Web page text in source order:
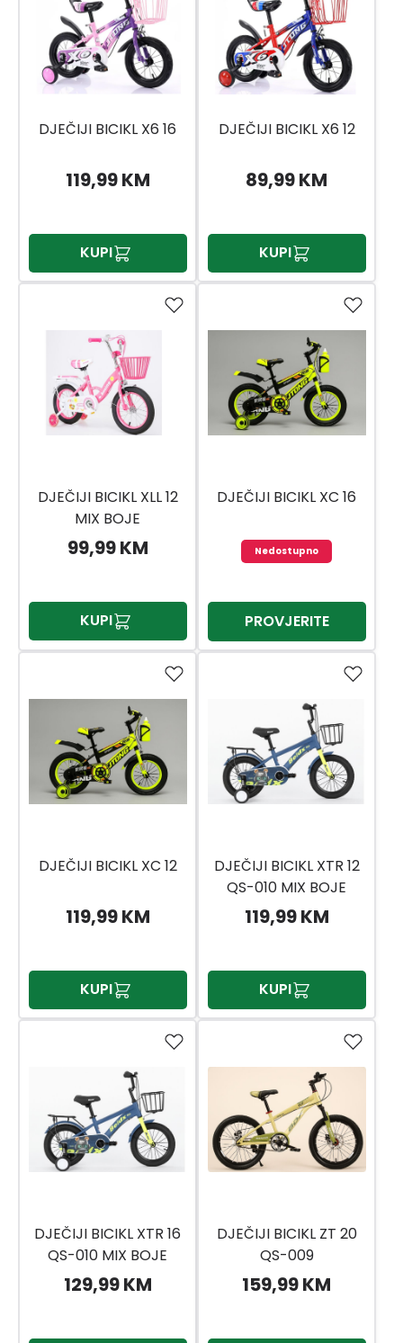
DJEČIJI BICIKL X6 16
119,99 KM
KUPI
DJEČIJI BICIKL X6 12
89,99 KM
KUPI
DJEČIJI BICIKL XLL 12
MIX BOJE
99,99 KM
KUPI
DJEČIJI BICIKL XC 16
Nedostupno
PROVJERITE
DJEČIJI BICIKL XC 12
119,99 KM
KUPI
DJEČIJI BICIKL XTR 12
QS-010 MIX BOJE
119,99 KM
KUPI
DJEČIJI BICIKL XTR 16
QS-010 MIX BOJE
129,99 KM
DJEČIJI BICIKL ZT 20
QS-009
159,99 KM